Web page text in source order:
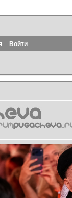
Войти